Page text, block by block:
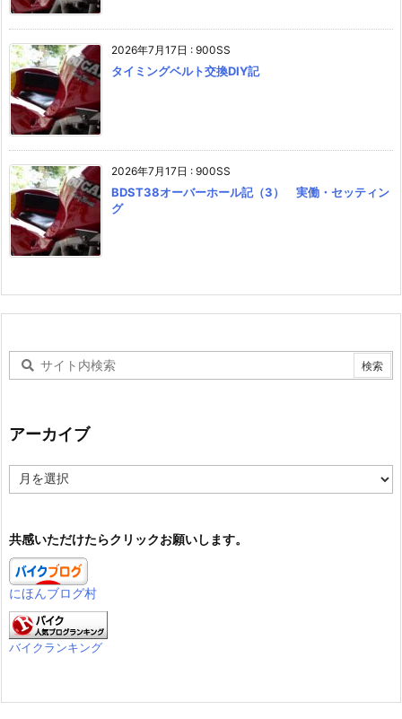
2026年7月17日 : 900SS
タイミングベルト交換DIY記
2026年7月17日 : 900SS
BDST38オーバーホール記（3） 実働・セッティン
グ
アーカイブ
ー
ブ
共感いただけたらクリックお願いします。
にほんブログ村
バイクランキング